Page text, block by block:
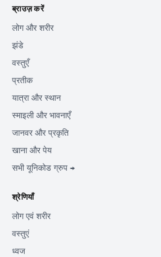
ब्राउज़ करें
लोग और शरीर
झंडे
वस्तुएँ
प्रतीक
यात्रा और स्थान
स्माइली और भावनाएँ
जानवर और प्रकृति
खाना और पेय
सभी यूनिकोड ग्रुप →
श्रेणियाँ
लोग एवं शरीर
वस्तुएं
ध्वज